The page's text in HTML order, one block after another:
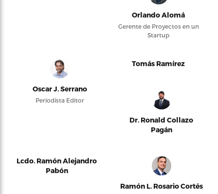
Orlando Alomá
Gerente de Proyectos en un
Startup
Oscar J. Serrano
Periodista Editor
Tomás Ramírez
Dr. Ronald Collazo
Pagán
Lcdo. Ramón Alejandro
Pabón
Ramón L. Rosario Cortés